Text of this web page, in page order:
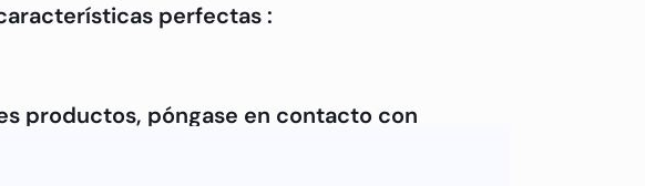
perfectas :
productos, póngase en contacto con